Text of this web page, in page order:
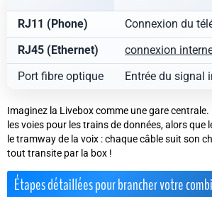
RJ11 (Phone) Connexion du
RJ45 (Ethernet)
connexion
Port fibre optique
Entrée du signal
Imaginez la Livebox comme une gare
les voies pour les trains de données, alors que
le tramway de la voix : chaque câble suit son
tout transite par la box !
Étapes détaillées pour brancher votre